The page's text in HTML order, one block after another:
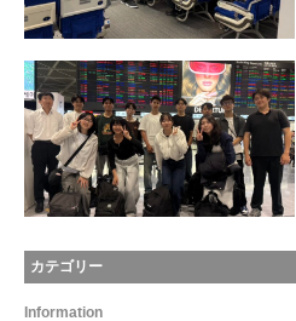
カテゴリー
Information